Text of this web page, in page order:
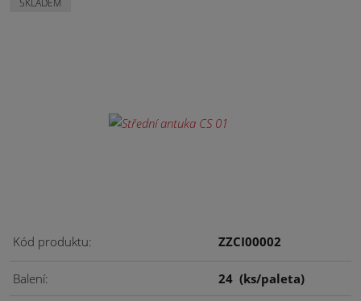
SKLADEM
Kód produktu ZZCI00002
Balení 24 (ks/paleta)